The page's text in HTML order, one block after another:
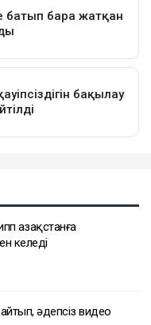
келеді
тартылды